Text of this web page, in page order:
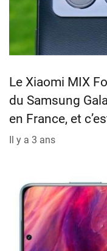
Le Xiaomi MIX
du Samsung
en France, et
Il y a 3 ans